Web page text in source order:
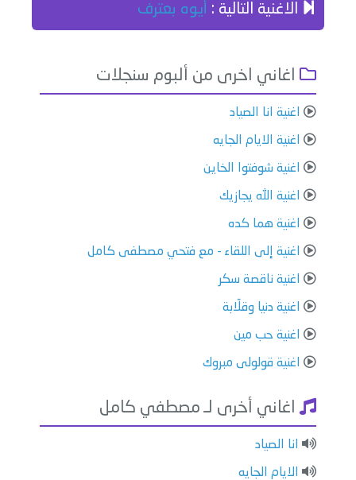
الاغنية التالية : أيوه بعترف
اغاني اخرى من ألبوم سنجلات
اغنية انا الصياد
اغنية الايام الجايه
اغنية شوفتوا الخاين
اغنية الله يجازيك
اغنية هما كده
اغنية إلى اللقاء - مع فتحي مصطفى كامل
اغنية ناقصة سكر
اغنية دنيا وقلّابة
اغنية حب مين
اغنية قولولى مبروك
اغاني أخرى لـ مصطفي كامل
انا الصياد
الايام الجايه